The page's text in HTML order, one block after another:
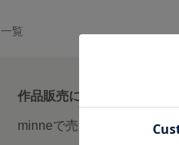
覧
作品販売について
minneで売りたい